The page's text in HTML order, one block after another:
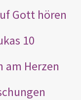
Gott hören
10
am Herzen